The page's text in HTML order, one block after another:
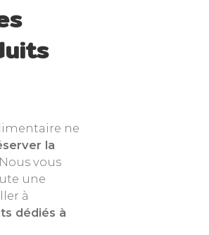
ne
la
Nous vous
une
à
dédiés à